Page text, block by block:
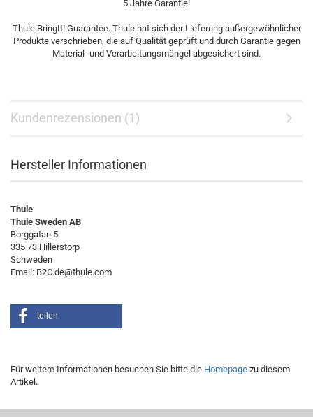
5 Jahre Garantie!
Thule BringIt! Guarantee. Thule hat sich der Lieferung außergewöhnlicher
Produkte verschrieben, die auf Qualität geprüft und durch Garantie gegen
Material- und Verarbeitungsmängel abgesichert sind.
Kundenrezensionen (1)
Hersteller Informationen
Thule
Thule Sweden AB
Borggatan 5
335 73 Hillerstorp
Schweden
Email: B2C.de@thule.com
teilen
Für weitere Informationen besuchen Sie bitte die Homepage zu diesem
Artikel.